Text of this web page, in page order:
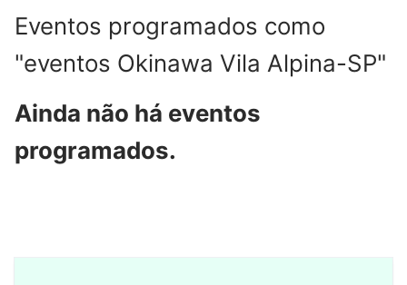
Eventos programados como
"eventos Okinawa Vila Alpina-SP"
Ainda não há eventos
programados.